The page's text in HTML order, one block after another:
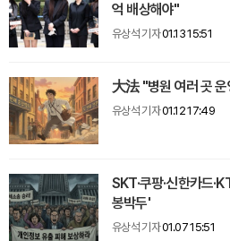
억 배상해야"
유상석 기자01.13 15:51
大法 "병원 여러 곳
유상석 기자01.12 17:49
SKT·쿠팡·신한카드
봉박두'
유상석 기자01.07 15:51